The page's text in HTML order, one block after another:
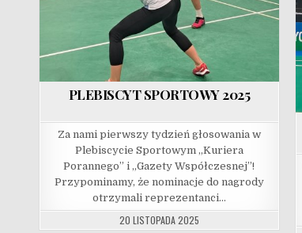
PLEBISCYT SPORTOWY 2025
Za nami pierwszy tydzień głosowania w
Plebiscycie Sportowym „Kuriera
Porannego” i „Gazety Współczesnej”!
Przypominamy, że nominacje do nagrody
otrzymali reprezentanci…
20 LISTOPADA 2025